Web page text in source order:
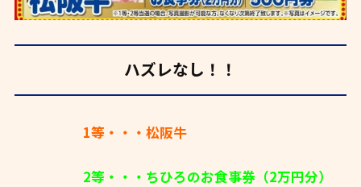
ハズレなし！！
1等・・・松阪牛
2等・・・ちひろのお食事券（2万円分）